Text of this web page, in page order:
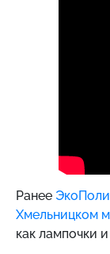
Ранее
Хмельницком
как лампочки